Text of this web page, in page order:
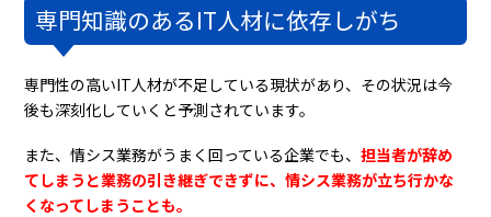
専門知識のあるIT人材に依存しがち
専門性の高いIT人材が不足している現状があり、その状況は今
後も深刻化していくと予測されています。
また、情シス業務がうまく回っている企業でも、担当者が辞め
てしまうと業務の引き継ぎできずに、情シス業務が立ち行かな
くなってしまうことも。